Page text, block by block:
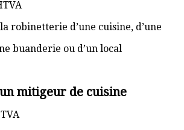
robinetterie d’une cuisine, d’une
buanderie ou d’un local
mitigeur de cuisine